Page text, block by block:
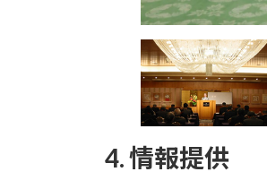
4. 情報提供